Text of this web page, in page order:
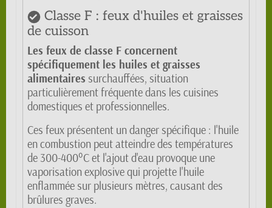
Classe F : feux d'huiles et graisses
de cuisson
Les feux de classe F concernent
spécifiquement les huiles et graisses
alimentaires surchauffées, situation
particulièrement fréquente dans les cuisines
domestiques et professionnelles.
Ces feux présentent un danger spécifique : l'huile
en combustion peut atteindre des températures
de 300-400°C et l'ajout d'eau provoque une
vaporisation explosive qui projette l'huile
enflammée sur plusieurs mètres, causant des
brûlures graves.